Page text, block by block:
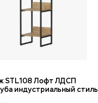
STL108 Лофт ЛДСП
индустриальный стиль